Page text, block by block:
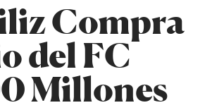
Compra
del FC
Millones